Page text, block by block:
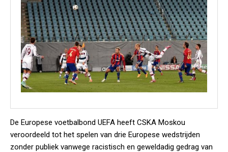
De Europese voetbalbond UEFA heeft CSKA Moskou
veroordeeld tot het spelen van drie Europese wedstrijden
zonder publiek vanwege racistisch en geweldadig gedrag van